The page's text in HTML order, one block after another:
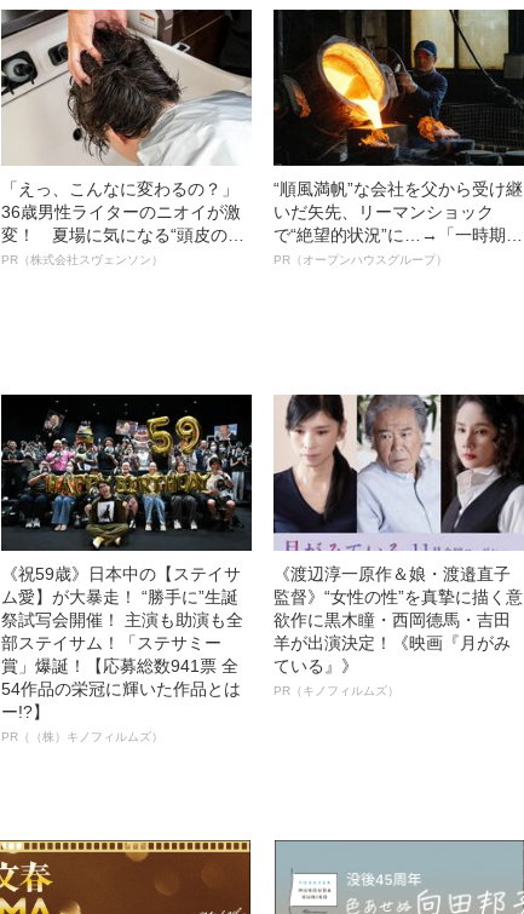
「えっ、こんなに変わるの？」
36歳男性ライターのニオイが激
変！ 夏場に気になる“頭皮のニ
オイ”や“ベタつき”を解消す
PR（株式会社スヴェンソン）
“順風満帆”な会社を父から受け継
いだ矢先、リーマンショック
で“絶望的状況”に…→「一時期は
納品3年待ち」のヒット商品を生
PR（オープンハウスグループ）
《祝59歳》日本中の【ステイサ
ム愛】が大暴走！ “勝手に”生誕
祭試写会開催！ 主演も助演も全
部ステイサム！「ステサミー
賞」爆誕！【応募総数941票 全
54作品の栄冠に輝いた作品とは
ー!?】
PR（（株）キノフィルムズ）
《渡辺淳一原作＆娘・渡邉直子
監督》“女性の性”を真摯に描く意
欲作に黒木瞳・西岡德馬・吉田
羊が出演決定！《映画『月がみ
ている』》
PR（キノフィルムズ）